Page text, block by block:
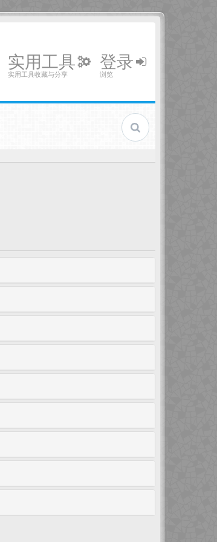
实用工具
实用工具收藏与分享
登录
浏览